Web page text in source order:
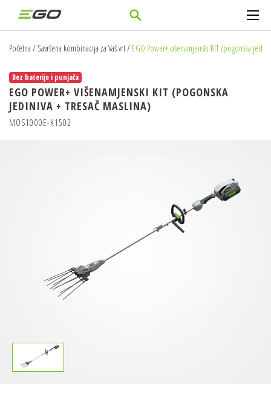
Početna / Savršena kombinacija za Vaš vrt/ EGO Power+ višenamjenski KIT (pogonska
Bez baterije i punjača
EGO POWER+ VIŠENAMJENSKI KIT (POGONSKA
JEDINIVA + TRESAČ MASLINA)
MOS1000E-K1502